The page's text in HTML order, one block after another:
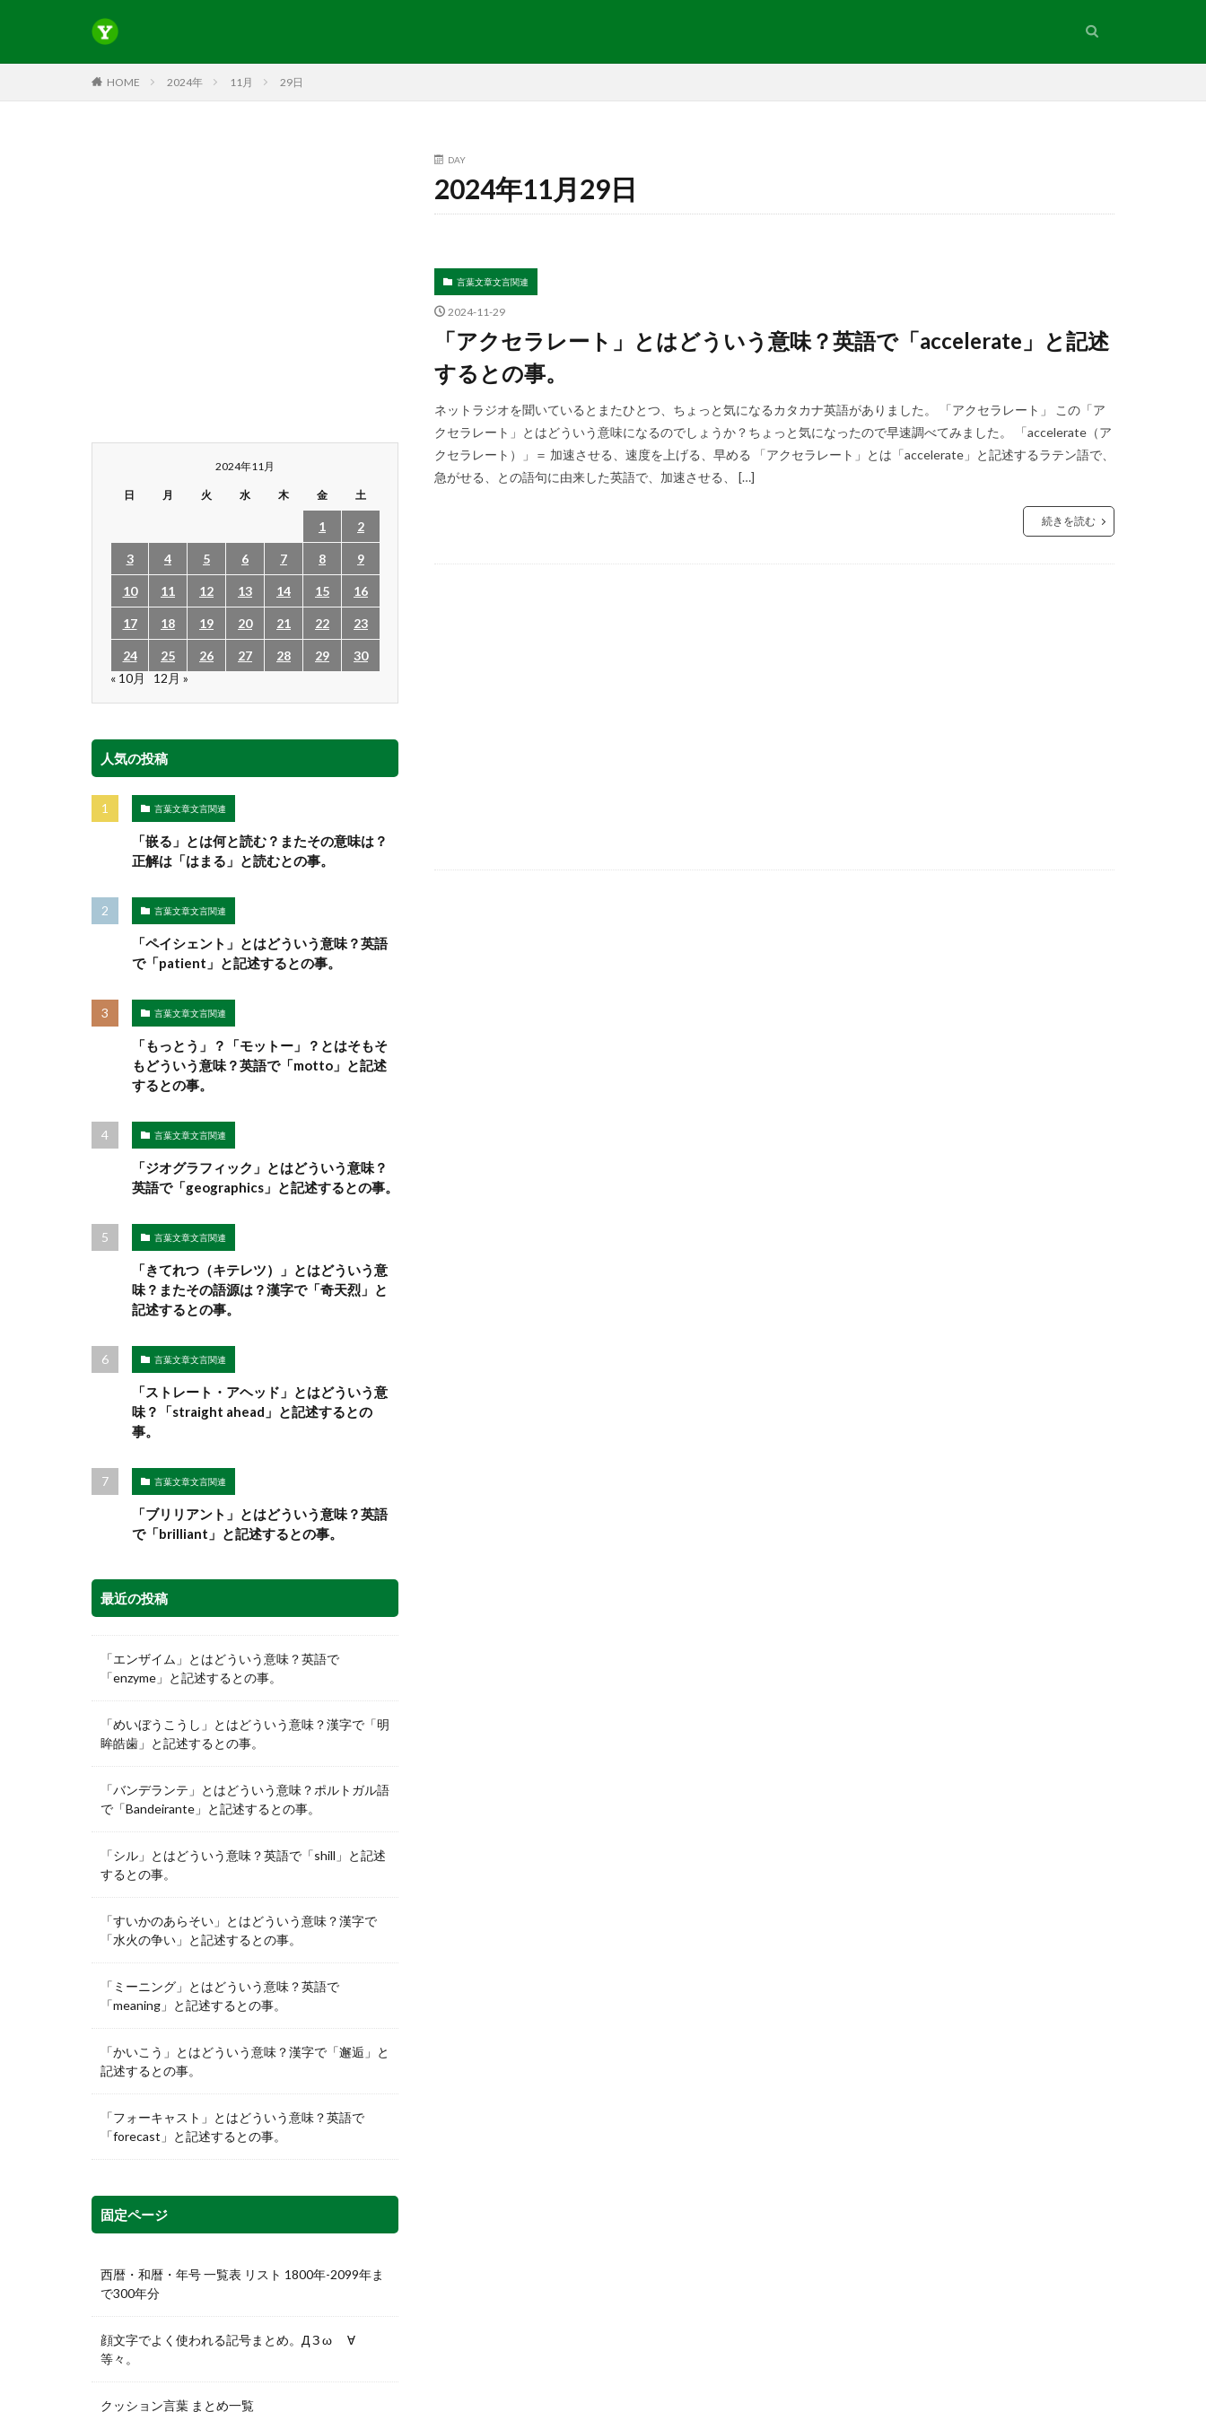
HOME 2024年 11月 29日
DAY
2024年11月29日
言葉文章文言関連
2024-11-29
「アクセラレート」とはどういう意味？英語で「accelerate」と記述
するとの事。
ネットラジオを聞いているとまたひとつ、ちょっと気になるカタカナ英語がありました。 「アクセラレート」 この「ア
クセラレート」とはどういう意味になるのでしょうか？ちょっと気になったので早速調べてみました。 「accelerate（ア
クセラレート）」＝ 加速させる、速度を上げる、早める 「アクセラレート」とは「accelerate」と記述するラテン語で、
急がせる、との語句に由来した英語で、加速させる、 […]
続きを読む
2024年11月
日 月 火 水 木 金 土
1 2
3 4 5 6 7 8 9
10 11 12 13 14 15 16
17 18 19 20 21 22 23
24 25 26 27 28 29
30
« 10月
12月 »
人気の投稿
言葉文章文言関連
「嵌る」とは何と読む？またその意味は？
正解は「はまる」と読むとの事。
言葉文章文言関連
「ペイシェント」とはどういう意味？英語
で「patient」と記述するとの事。
言葉文章文言関連
「もっとう」？「モットー」？とはそもそ
もどういう意味？英語で「motto」と記述
するとの事。
言葉文章文言関連
「ジオグラフィック」とはどういう意味？
英語で「geographics」と記述するとの事。
言葉文章文言関連
「きてれつ（キテレツ）」とはどういう意
味？またその語源は？漢字で「奇天烈」と
記述するとの事。
言葉文章文言関連
「ストレート・アヘッド」とはどういう意
味？「straight ahead」と記述するとの
事。
言葉文章文言関連
「ブリリアント」とはどういう意味？英語
で「brilliant」と記述するとの事。
最近の投稿
「エンザイム」とはどういう意味？英語で
「enzyme」と記述するとの事。
「めいぼうこうし」とはどういう意味？漢字で「明
眸皓歯」と記述するとの事。
「バンデランテ」とはどういう意味？ポルトガル語
で「Bandeirante」と記述するとの事。
「シル」とはどういう意味？英語で「shill」と記述
するとの事。
「すいかのあらそい」とはどういう意味？漢字で
「水火の争い」と記述するとの事。
「ミーニング」とはどういう意味？英語で
「meaning」と記述するとの事。
「かいこう」とはどういう意味？漢字で「邂逅」と
記述するとの事。
「フォーキャスト」とはどういう意味？英語で
「forecast」と記述するとの事。
固定ページ
西暦・和暦・年号 一覧表 リスト 1800年-2099年ま
で300年分
顔文字でよく使われる記号まとめ。Д З ω ゞ∀
等々。
クッション言葉 まとめ一覧